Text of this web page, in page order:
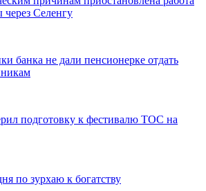
Селенгу
банка не дали пенсионерке отдать
подготовку к фестивалю ТОС на
по зурхаю к богатству